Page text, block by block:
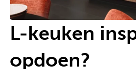
L-keuken
opdoen?